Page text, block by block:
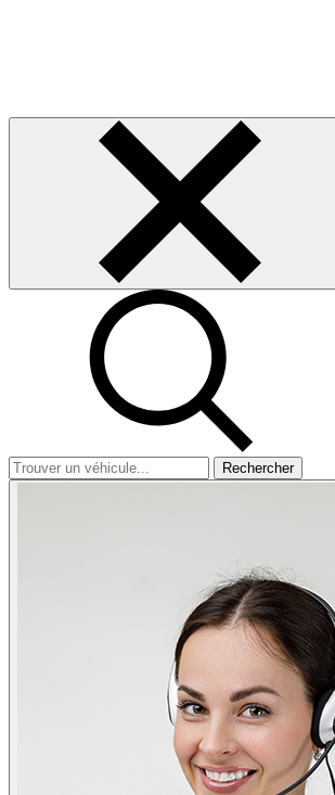
Rechercher